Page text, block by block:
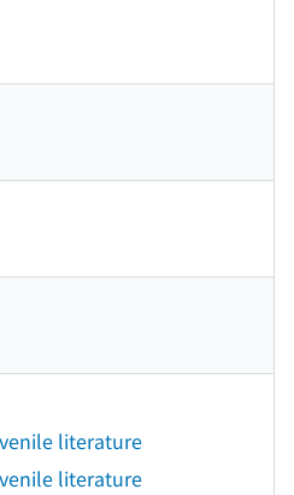
literature
literature